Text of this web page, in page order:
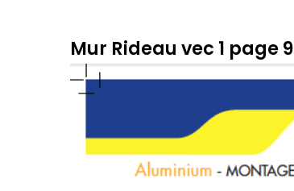
Mur Rideau vec 1 page 9